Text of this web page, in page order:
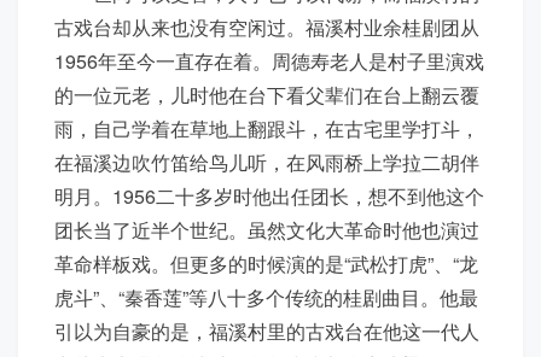
古戏台却从来也没有空闲过。福溪村业余桂剧团从
1956年至今一直存在着。周德寿老人是村子里演戏
的一位元老，儿时他在台下看父辈们在台上翻云覆
雨，自己学着在草地上翻跟斗，在古宅里学打斗，
在福溪边吹竹笛给鸟儿听，在风雨桥上学拉二胡伴
明月。1956二十多岁时他出任团长，想不到他这个
团长当了近半个世纪。虽然文化大革命时他也演过
革命样板戏。但更多的时候演的是“武松打虎”、“龙
虎斗”、“秦香莲”等八十多个传统的桂剧曲目。他最
引以为自豪的是，福溪村里的古戏台在他这一代人